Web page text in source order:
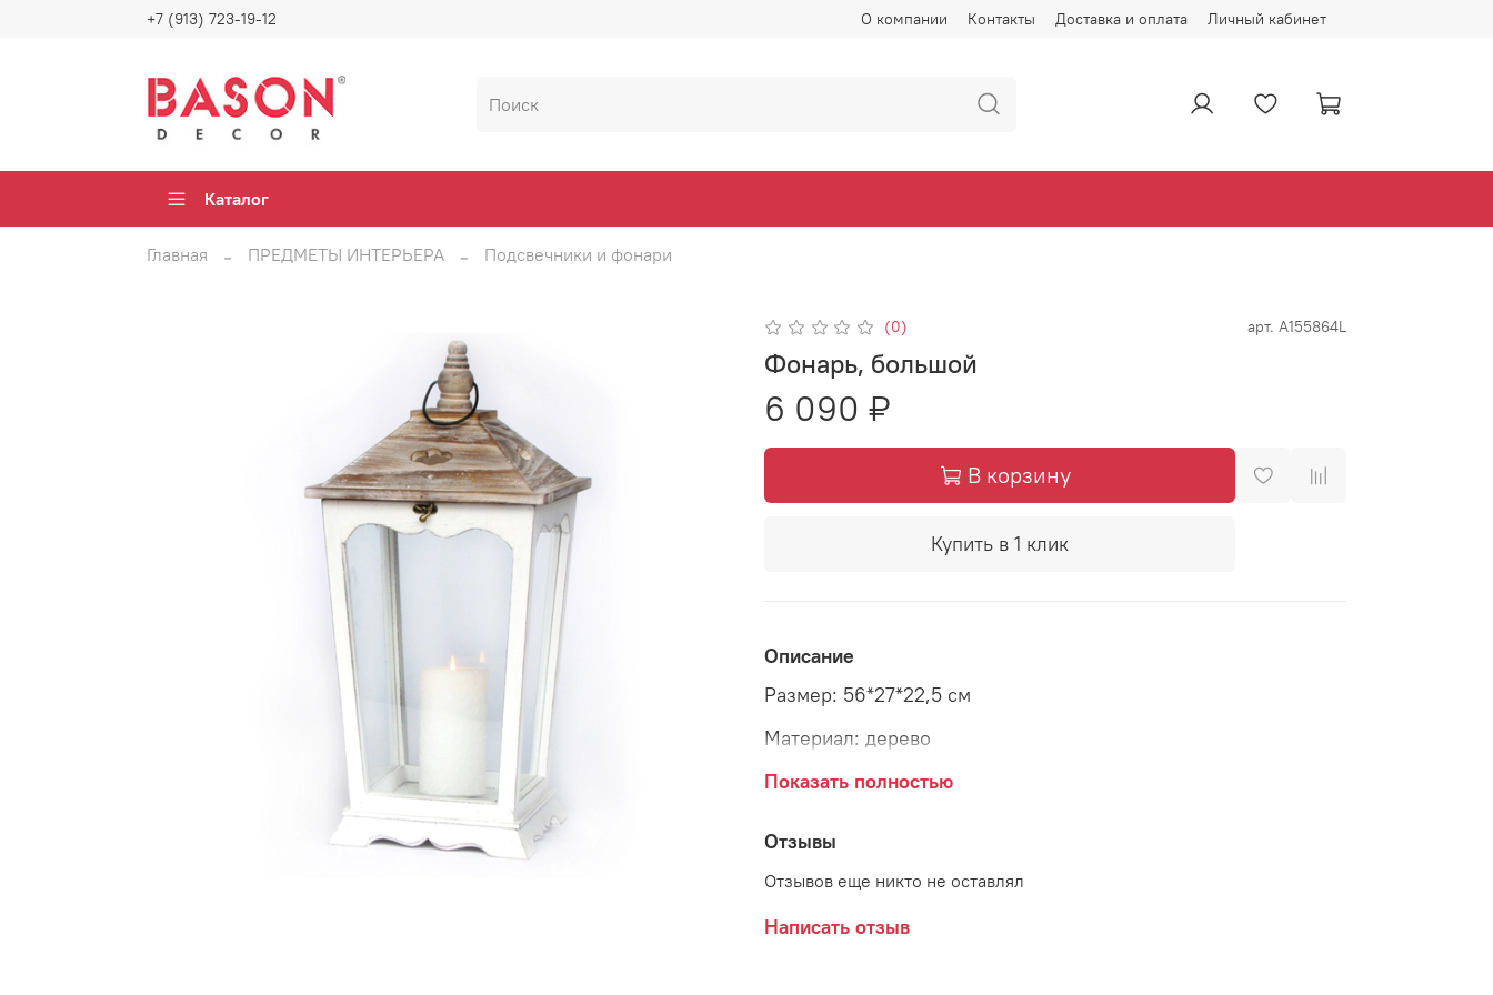
О компании Контакты Доставка и оплата Личный кабинет
+7 (913) 723-19-12
Каталог
Главная ПРЕДМЕТЫ ИНТЕРЬЕРА Подсвечники и фонари
(0) арт. А155864L
Фонарь, большой
6 090 ₽
В корзину
Купить в 1 клик
Описание
Размер: 56*27*22,5 см
Материал: дерево
Страна: Бельгия
Показать полностью
Отзывы
Отзывов еще никто не оставлял
Написать отзыв